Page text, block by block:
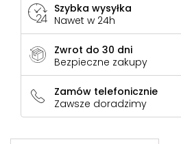
Szybka wysyłka
Nawet w 24h
Zwrot do 30 dni
Bezpieczne zakupy
Zamów telefonicznie
Zawsze doradzimy